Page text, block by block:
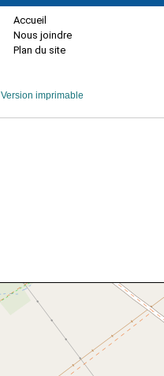
Accueil
Nous joindre
Plan du site
Version imprimable